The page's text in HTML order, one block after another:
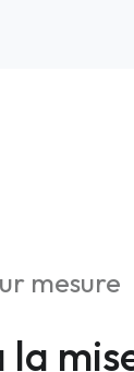
mesure
la